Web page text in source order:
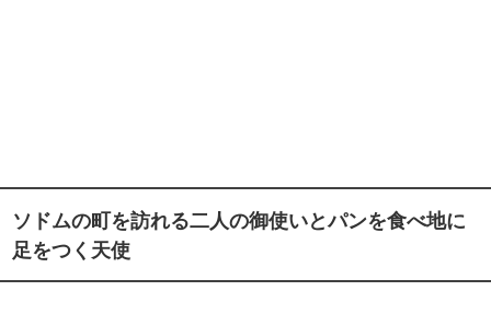
ソドムの町を訪れる二人の御使いとパンを食べ地に
足をつく天使